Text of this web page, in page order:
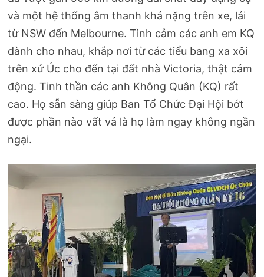
và một hệ thống âm thanh khá nặng trên xe, lái
từ NSW đến Melbourne. Tình cảm các anh em KQ
dành cho nhau, khắp nơi từ các tiểu bang xa xôi
trên xứ Úc cho đến tại đất nhà Victoria, thật cảm
động. Tinh thần các anh Không Quân (KQ) rất
cao. Họ sẵn sàng giúp Ban Tổ Chức Đại Hội bớt
được phần nào vất vả là họ làm ngay không ngần
ngại.